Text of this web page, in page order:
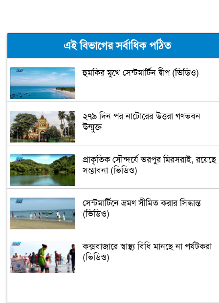
এই বিভাগের সর্বাধিক পঠিত
হুমকির মুখে সেন্টমার্টিন দ্বীপ (ভিডিও)
২৭৯ দিন পর নাটোরের উত্তরা গণভবন
উন্মুক্ত
প্রাকৃতিক সৌন্দর্যে ভরপুর মিরসরাই, রয়েছে
সম্ভাবনা (ভিডিও)
সেন্টমার্টিনে ভ্রমণ সীমিত করার সিদ্ধান্ত
(ভিডিও)
কক্সবাজারে স্বাস্থ্য বিধি মানছে না পর্যটকরা
(ভিডিও)